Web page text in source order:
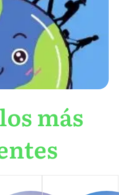
más